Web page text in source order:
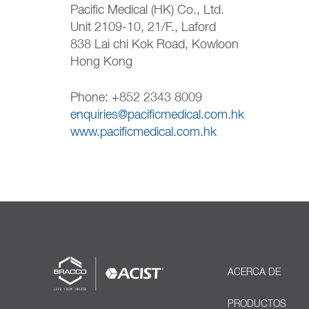
Pacific Medical (HK) Co., Ltd.
Unit 2109-10, 21/F., Laford
838 Lai chi Kok Road, Kowloon
Hong Kong
Phone: +852 2343 8009
enquiries@pacificmedical.com.hk
www.pacificmedical.com.hk
ACERCA DE
PRODUCTOS